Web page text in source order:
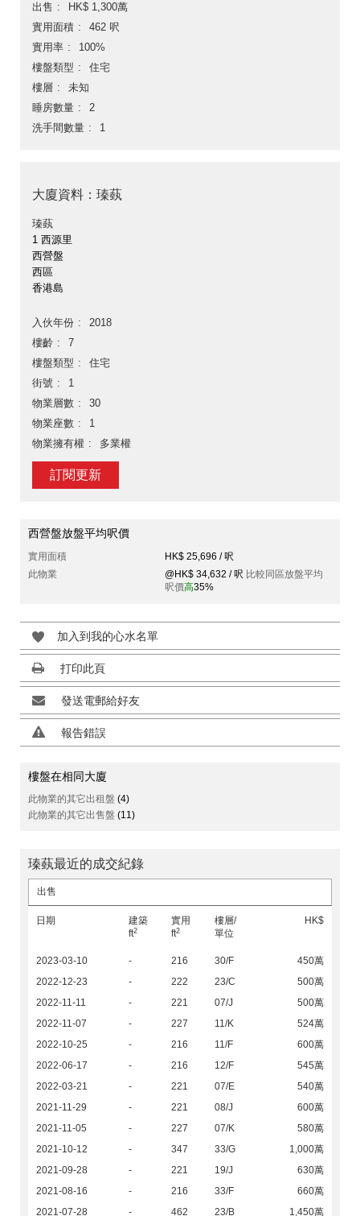
出售
HK$ 1,300萬
實用面積
462 呎
實用率
100%
樓盤類型
住宅
樓層
未知
睡房數量
2
洗手間數量
1
大廈資料：瑧蓺
瑧蓺
1 西源里
西營盤
西區
香港島
入伙年份
2018
樓齡
7
樓盤類型
住宅
街號
1
物業層數
30
物業座數
1
物業擁有權
多業權
訂閱更新
西營盤放盤平均呎價
實用面積
HK$ 25,696 / 呎
此物業
@HK$ 34,632 / 呎 比較同區放盤平均
呎價高35%
加入到我的心水名單
打印此頁
發送電郵給好友
報告錯誤
樓盤在相同大廈
此物業的其它出租盤 (4)
此物業的其它出售盤 (11)
瑧蓺最近的成交紀錄
出售
日期
建築
ft2
實用
ft2
樓層/
單位
HK$
2023-03-10 - 216 30/F
450萬
2022-12-23
- 222 23/C
500萬
2022-11-11
- 221 07/J
500萬
2022-11-07
- 227 11/K
524萬
2022-10-25
- 216 11/F
600萬
2022-06-17
- 216 12/F
545萬
2022-03-21
- 221 07/E
540萬
2021-11-29
- 221 08/J
600萬
2021-11-05
- 227 07/K
580萬
2021-10-12
- 347 33/G
1,000萬
2021-09-28
- 221 19/J
630萬
2021-08-16
- 216 33/F
660萬
2021-07-28
- 462 23/B 1,450萬